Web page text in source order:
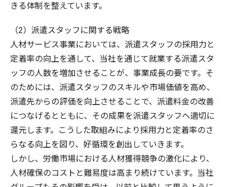
きる体制を整えています。
（2）派遣スタッフに関する戦略
人材サービス事業においては、派遣スタッフの採用力と
定着率の向上を通して、当社を通じて就業する派遣スタ
ッフの人数を増加させることが、事業成長の要です。そ
のためには、派遣スタッフのスキルや市場価値を高め、
派遣先からの評価を向上させることで、派遣料金の改善
につなげるとともに、その成果を派遣スタッフへ適切に
還元します。こうした取組みにより採用力と定着率のさ
らなる向上を図り、好循環を創出していきます。
しかし、労働市場における人材獲得競争の激化により、
人材確保のコストと難易度は高まり続けています。当社